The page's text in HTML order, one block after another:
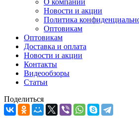
О компании
Новости и акции
Политика
Оптовикам
Оптовикам
Доставка и оплата
Новости и акции
Контакты
Видеообзоры
Статьи
Поделиться